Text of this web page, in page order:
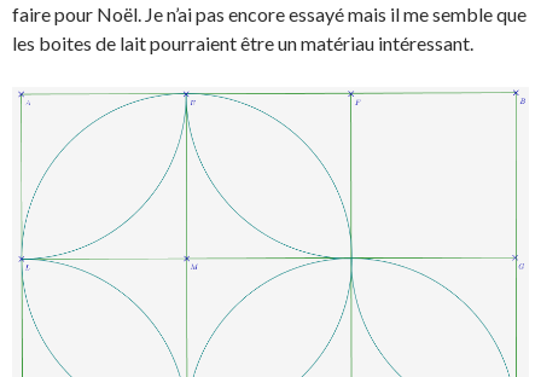
faire pour Noël. Je n’ai pas encore essayé mais il me semble que
les boites de lait pourraient être un matériau intéressant.